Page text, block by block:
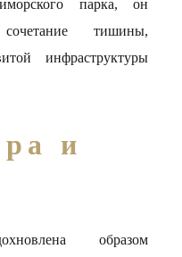
парка, он
тишины,
инфраструктуры
и
образом